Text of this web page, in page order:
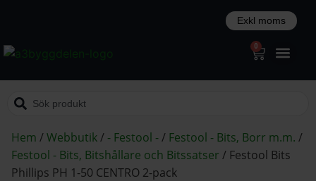
0
Hem /Webbutik/ - Festool -/ Festool - Bits, Borr m.m. /
Festool - Bits, Bitshållare och Bitssatser / Festool Bits
Phillips PH 1-50 CENTRO 2-pack